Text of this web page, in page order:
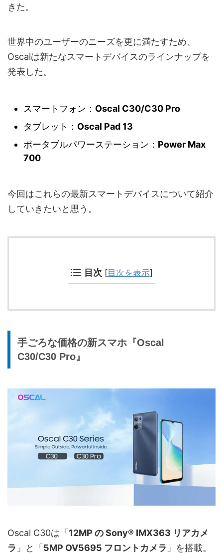
きた。
世界中のユーザーのニーズを更に満たすため、
Oscalは新たなスマートデバイスのラインナップを
発表した。
スマートフォン： Oscal C30/C30 Pro
タブレット： Oscal Pad 13
ポータブルパワーステーション： Power Max
700
今回はこれらの最新スマートデバイスについて紹介
していきたいと思う。
目次 [目次を表示]
手ごろな価格の新スマホ『Oscal
C30/C30 Pro』
Oscal C30は「 12MP の Sony® IMX363 リアカメ
ラ 」と「 5MP OV5695 フロントカメラ 」を搭載。